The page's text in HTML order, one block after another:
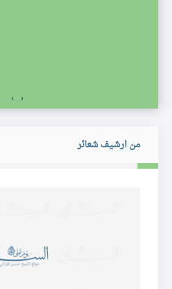
‹
›
من ارشيف شعائر